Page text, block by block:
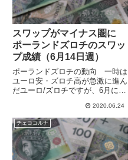
スワップがマイナス圏に
ポーランドズロチのスワッ
プ成績（6月14日週）
ポーランドズロチの動向 一時は
ユーロ安・ズロチ高が急激に進ん
だユーロ/ズロチですが、6月に入
着気味です。もともとあまり動か
ないペアなので仕方ないのです
が、少しずつズロチ高となって評
価損解消を期待していま...
2020.06.24
チェココルナ